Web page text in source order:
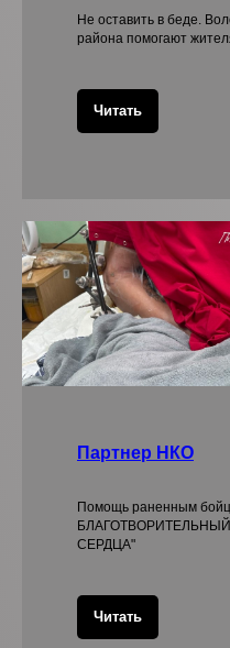
Не оставить в беде.
района помогают
Читать
Партнер НКО
Помощь раненным
СЕРДЦА"
Читать